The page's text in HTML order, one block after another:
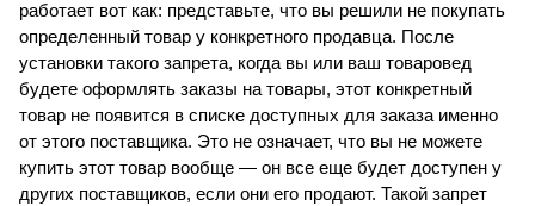
работает вот как: представьте, что вы решили не покупать
определенный товар у конкретного продавца. После
установки такого запрета, когда вы или ваш товаровед
будете оформлять заказы на товары, этот конкретный
товар не появится в списке доступных для заказа именно
от этого поставщика. Это не означает, что вы не можете
купить этот товар вообще — он все еще будет доступен у
других поставщиков, если они его продают. Такой запрет